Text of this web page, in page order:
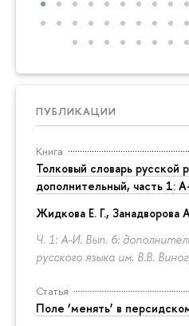
ПУБЛИКАЦИИ
Книга
Толковый словарь русской
дополнительный, часть 1:
Жидкова Е. Г., Занадворова
Ч. 1: А-И. Вып. 6:
русского языка им. В.В.
Статья
Поле ‘менять’ в